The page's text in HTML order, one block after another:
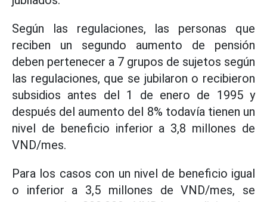
Según las regulaciones, las personas que
reciben un segundo aumento de pensión
deben pertenecer a 7 grupos de sujetos según
las regulaciones, que se jubilaron o recibieron
subsidios antes del 1 de enero de 1995 y
después del aumento del 8% todavía tienen un
nivel de beneficio inferior a 3,8 millones de
VND/mes.
Para los casos con un nivel de beneficio igual
o inferior a 3,5 millones de VND/mes, se